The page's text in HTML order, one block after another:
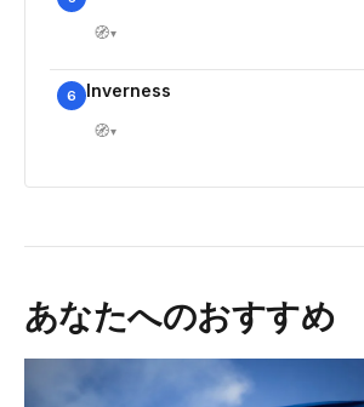
🧭▾
6 Inverness
🧭▾
あなたへのおすすめ